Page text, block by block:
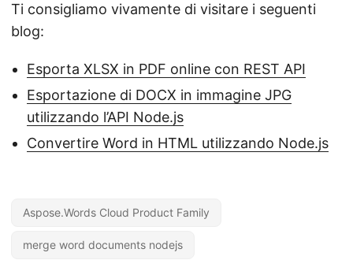
Ti consigliamo vivamente di visitare i seguenti
blog:
Esporta XLSX in PDF online con REST API
Esportazione di DOCX in immagine JPG
utilizzando l’API Node.js
Convertire Word in HTML utilizzando Node.js
Aspose.Words Cloud Product Family
merge word documents nodejs